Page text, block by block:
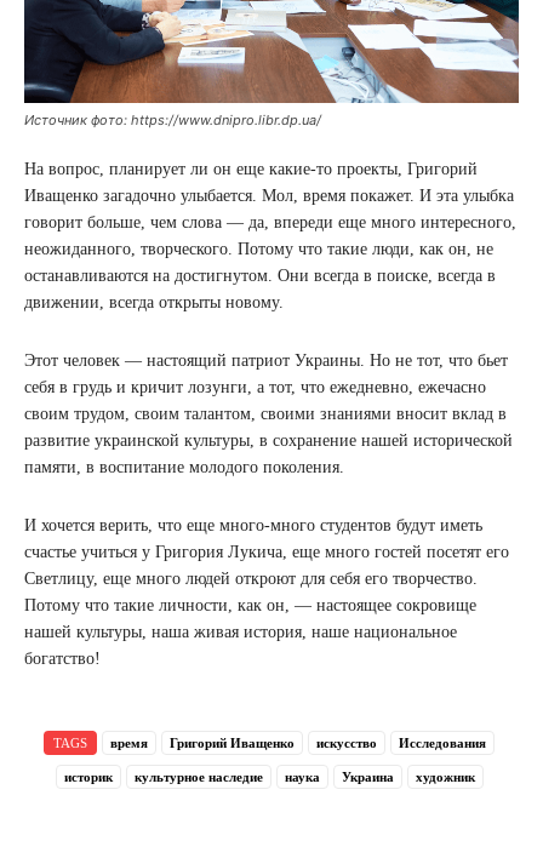
Источник фото: https://www.dnipro.libr.dp.ua/
На вопрос, планирует ли он еще какие-то проекты, Григорий
Иващенко загадочно улыбается. Мол, время покажет. И эта улыбка
говорит больше, чем слова — да, впереди еще много интересного,
неожиданного, творческого. Потому что такие люди, как он, не
останавливаются на достигнутом. Они всегда в поиске, всегда в
движении, всегда открыты новому.
Этот человек — настоящий патриот Украины. Но не тот, что бьет
себя в грудь и кричит лозунги, а тот, что ежедневно, ежечасно
своим трудом, своим талантом, своими знаниями вносит вклад в
развитие украинской культуры, в сохранение нашей исторической
памяти, в воспитание молодого поколения.
И хочется верить, что еще много-много студентов будут иметь
счастье учиться у Григория Лукича, еще много гостей посетят его
Светлицу, еще много людей откроют для себя его творчество.
Потому что такие личности, как он, — настоящее сокровище
нашей культуры, наша живая история, наше национальное
богатство!
TAGS время Григорий Иващенко искусство Исследования
историк культурное наследие наука Украина художник